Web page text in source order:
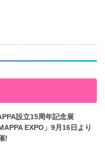
設立15周年記念展
MAPPA EXPO」9月16日より
!